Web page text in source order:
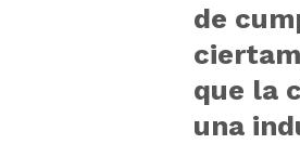
de
que la
una